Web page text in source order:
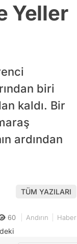
Yeller
biri
kaldı. Bir
ardından
TÜM YAZILARI
60 Andırın Haber